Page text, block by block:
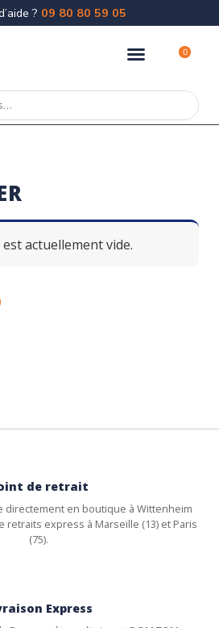
? 09 80 80 59 05
0
actuellement vide.
de retrait
directement en boutique à Wittenheim
retraits express à Marseille (13) et Paris
(75).
Express